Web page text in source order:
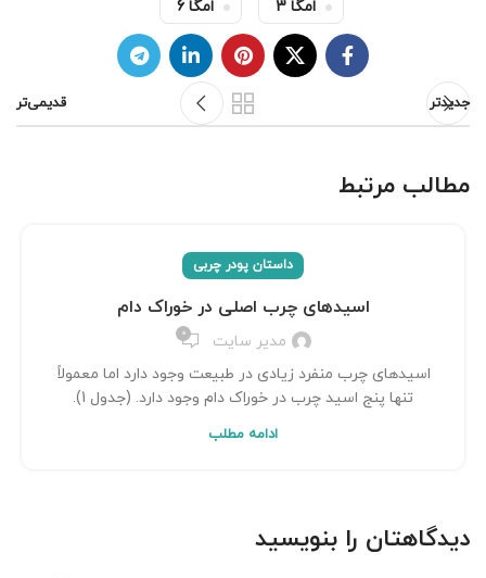
امگا 3 امگا 6
جدیدتر قدیمی‌تر
مطالب مرتبط
داستان پودر چربی
اسیدهای چرب اصلی در خوراک دام
مدیر سایت 0
اسیدهای چرب منفرد زیادی در طبیعت وجود دارد اما معمولاً
تنها پنج اسید چرب در خوراک دام وجود دارد. (جدول 1).
ادامه مطلب
دیدگاهتان را بنویسید